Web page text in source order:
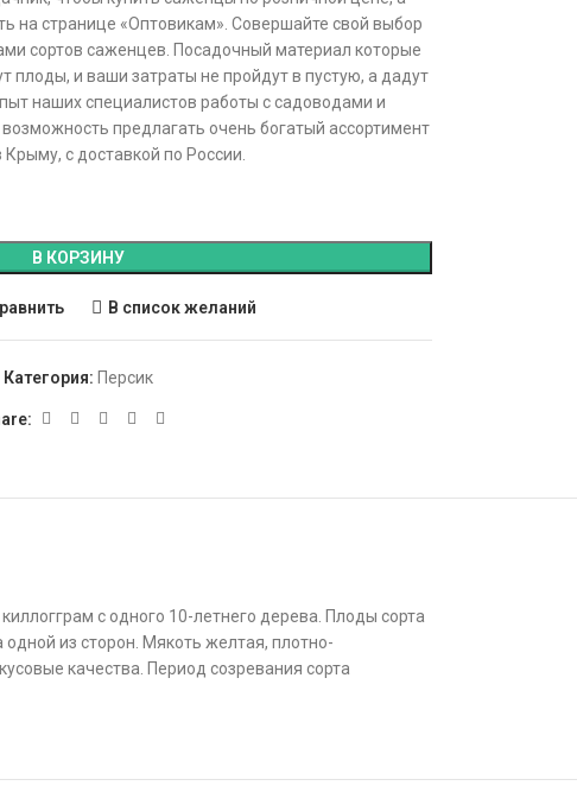
на странице «Оптовикам». Совершайте свой выбор
сортов саженцев. Посадочный материал которые
плоды, и ваши затраты не пройдут в пустую, а дадут
наших специалистов работы с садоводами и
предлагать очень богатый ассортимент
с доставкой по России.
В КОРЗИНУ
В список желаний
Категория: Персик
с одного 10-летнего дерева. Плоды сорта
из сторон. Мякоть желтая, плотно-
качества. Период созревания сорта